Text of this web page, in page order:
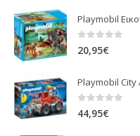
0 out of 5
20,95€
0 out of 5
44,95€